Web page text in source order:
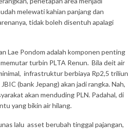
melewati kahian panjang dan
tidak boleh disentuh apalagi
Lae Pondom adalah komponen penting
turbin PLTA Renun. Bila deit air
infrastruktur berbiaya Rp2,5 triliun
(bank Jepang) akan jadi rangka. Nah,
akan menduding PLN. Padahal, di
yang bikin air hilang.
lalu asset berubah tinggal pajangan,